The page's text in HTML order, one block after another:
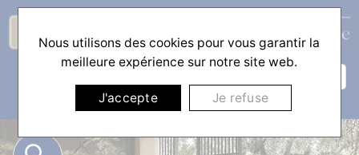
☰
Nous utilisons des cookies pour vous garantir la
meilleure expérience sur notre site web.
J'accepte Je refuse